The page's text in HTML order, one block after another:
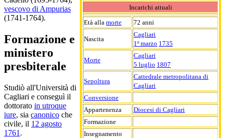
Incarichi attuali
Età alla morte 72 anni
Nascita
Cagliari
1º marzo 1735
Morte
Cagliari
5 luglio 1807
Sepoltura
Cattedrale metropolitana di
Cagliari
Conversione
Appartenenza
Diocesi di Cagliari
Formazione
Insegnamento
vescovo di Ampurias
(1741-1764).
Formazione e
ministero
presbiterale
Studiò all'Università di
Cagliari e conseguì il
dottorato in utroque
iure, sia canonico che
civile, il 12 agosto
1761 .